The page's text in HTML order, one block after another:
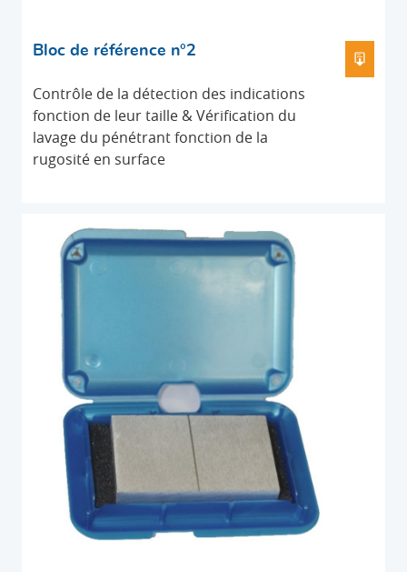
Bloc de référence n°2
Contrôle de la détection des indications
fonction de leur taille & Vérification du
lavage du pénétrant fonction de la
rugosité en surface